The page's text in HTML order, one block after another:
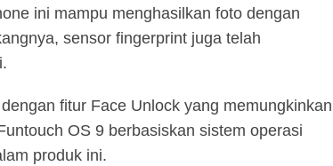
ini mampu menghasilkan foto dengan
sensor fingerprint juga telah
fitur Face Unlock yang memungkinkan
OS 9 berbasiskan sistem operasi
produk ini.